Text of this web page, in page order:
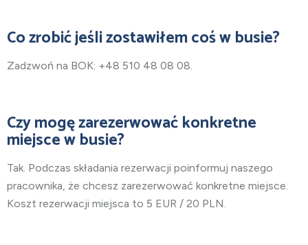
Co zrobić jeśli zostawiłem coś w busie?
Zadzwoń na BOK: +48 510 48 08 08.
Czy mogę zarezerwować konkretne
miejsce w busie?
Tak. Podczas składania rezerwacji poinformuj naszego
pracownika, że chcesz zarezerwować konkretne miejsce.
Koszt rezerwacji miejsca to 5 EUR / 20 PLN.